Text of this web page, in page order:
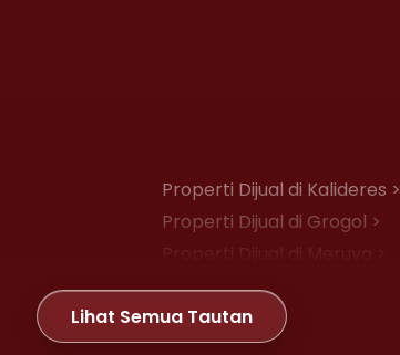
Properti Dijual di Kalideres >
Properti Dijual di Grogol >
Properti Dijual di Meruya >
Properti Dijual di Joglo >
Lihat Semua Tautan